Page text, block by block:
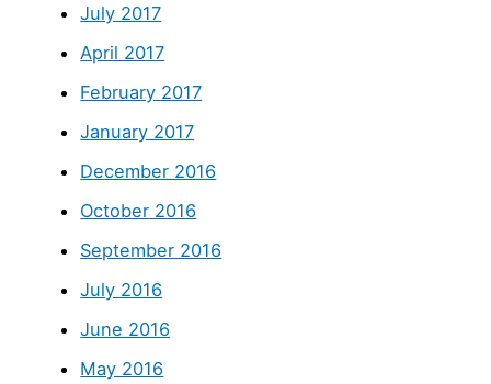
July 2017
April 2017
February 2017
January 2017
December 2016
October 2016
September 2016
July 2016
June 2016
May 2016